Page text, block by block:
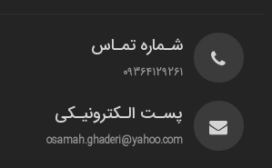
شـماره تمـاس
09364129261
پسـت الـکترونیـکی
osamah.ghaderi@yahoo.com